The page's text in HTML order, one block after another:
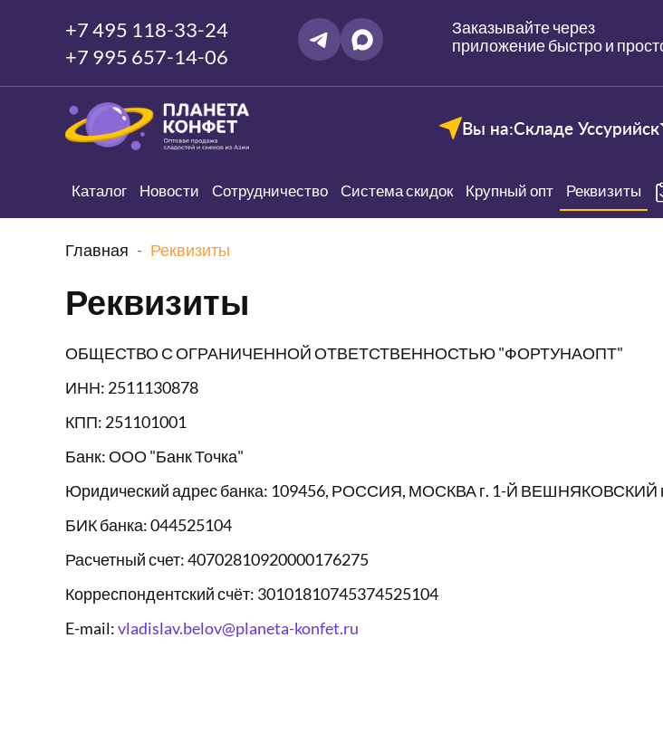
+7 495 118-33-24
+7 995 657-14-06
Заказывайте через
приложение быстро и
Вы на:Складе Уссурийск
Каталог Новости Сотрудничество Система скидок Крупный опт Реквизиты
Главная Реквизиты
Реквизиты
ОБЩЕСТВО С ОГРАНИЧЕННОЙ ОТВЕТСТВЕННОСТЬЮ "ФОРТУНАОПТ"
ИНН: 2511130878
КПП: 251101001
Банк: ООО "Банк Точка"
Юридический адрес банка: 109456, РОССИЯ, МОСКВА г. 1-Й ВЕШНЯКОВСКИЙ
БИК банка: 044525104
Расчетный счет: 40702810920000176275
Корреспондентский счёт: 30101810745374525104
E-mail:vladislav.belov@planeta-konfet.ru